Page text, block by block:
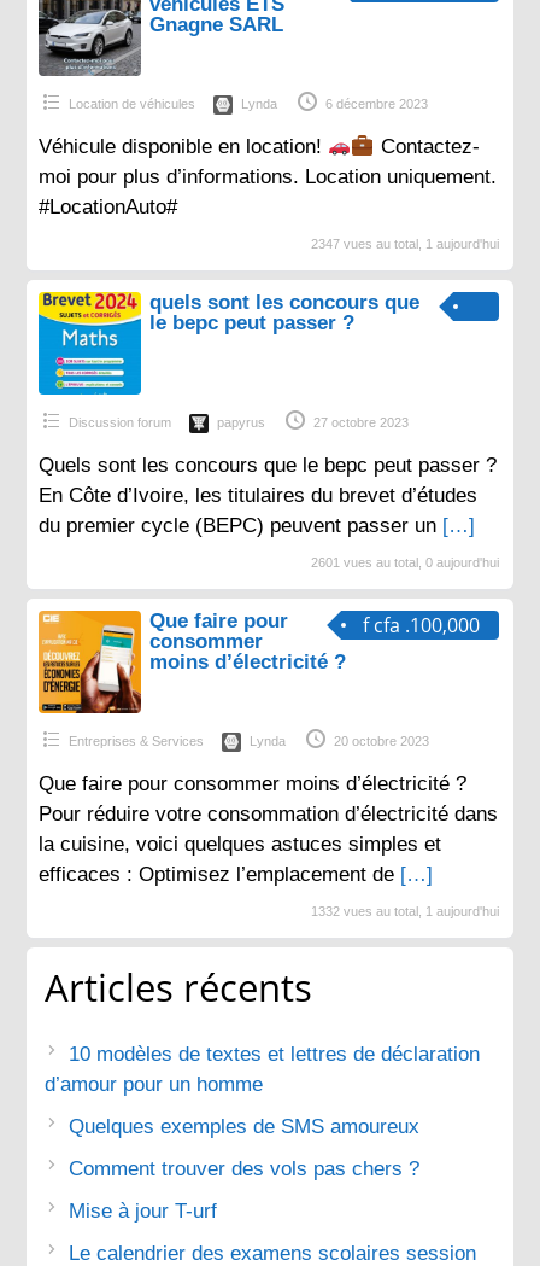
Gnagne SARL
Location de véhicules Lynda 6 décembre 2023
Véhicule disponible en location!
Contactez-
moi pour plus d’informations. Location uniquement.
#LocationAuto#
2347 vues au total, 1 aujourd'hui
quels sont les concours que
le bepc peut passer ?
Discussion forum papyrus 27 octobre 2023
Quels sont les concours que le bepc peut passer ?
En Côte d’Ivoire, les titulaires du brevet d’études
du premier cycle (BEPC) peuvent passer un […]
2601 vues au total, 0 aujourd'hui
f cfa .100,000
Que faire pour
consommer
moins d’électricité ?
Entreprises & Services Lynda 20 octobre 2023
Que faire pour consommer moins d’électricité ?
Pour réduire votre consommation d’électricité dans
la cuisine, voici quelques astuces simples et
efficaces : Optimisez l’emplacement de […]
1332 vues au total, 1 aujourd'hui
Articles récents
10 modèles de textes et lettres de déclaration
d’amour pour un homme
Quelques exemples de SMS amoureux
Comment trouver des vols pas chers ?
Mise à jour T-urf
Le calendrier des examens scolaires session